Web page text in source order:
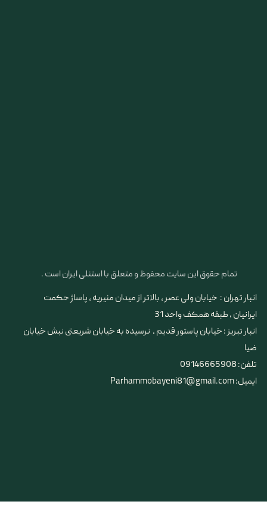
تمام حقوق این سایت محفوظ و متعلق با استنلی ایران است .
انبار تهران : خیابان ولی عصر ، بالاتر از میدان منیریه ، پاساژ حکمت
ایرانیان ، طبقه همکف واحد 31
​​​​​​​انبار تبریز : خیابان پاستور قدیم ، نرسیده به خیابان شریعتی نبش خیابان
ضیا
تلفن: 09146665908
ایمیل: Parhammobayeni81@gmail.com